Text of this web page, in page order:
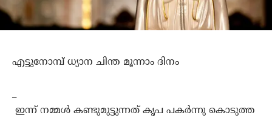
എട്ടുനോമ്പ് ധ്യാന ചിന്ത മൂന്നാം ദിനം
_
ഇന്ന് നമ്മൾ കണ്ടുമുട്ടുന്നത് കൃപ പകർന്നു കൊടുത്ത